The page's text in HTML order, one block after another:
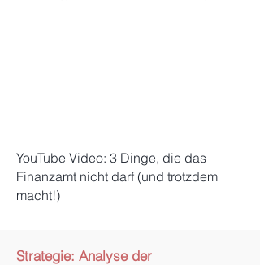
YouTube Video: 3 Dinge, die das
Finanzamt nicht darf (und trotzdem
macht!)
Strategie: Analyse der